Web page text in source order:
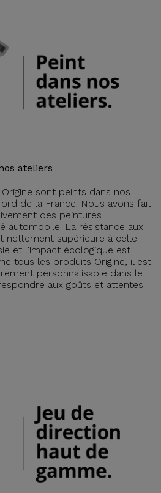
ateliers
sont peints dans nos
de la France. Nous avons fait
des peintures
automobile. La résistance aux
nettement supérieure à celle
et l'impact écologique est
tous les produits Origine, il est
personnalisable dans le
aux goûts et attentes